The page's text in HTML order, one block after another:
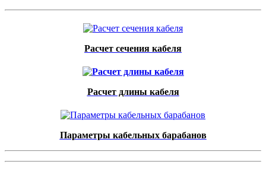
Расчет сечения кабеля
Расчет длины кабеля
Параметры кабельных барабанов